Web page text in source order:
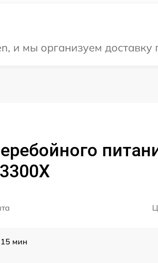
мы организуем доставку
15 мин